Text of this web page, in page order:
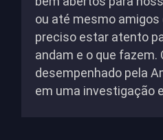
ou até mesmo
preciso estar atento
andam e o que fazem.
desempenhado pela
em uma investigação